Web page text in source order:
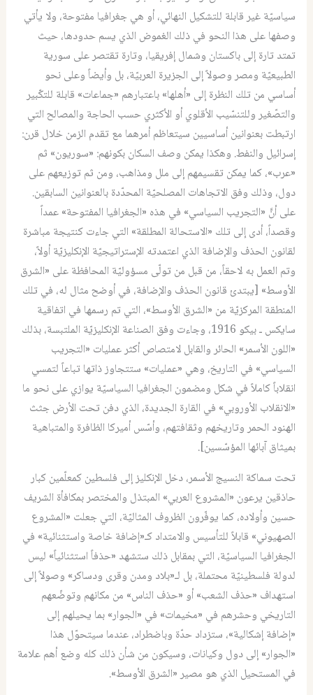
سياسيّة غير قابلة للتشكيل النهائي، أو هي جغرافيا مفتوحة، ولا يأتي
وصفها على هذا النحو في ذلك الغموض الذي يسم حدودها، حيث
تمتد تارة إلى باكستان وشمال إفريقيا، وتارة تقتصر على سورية
الطبيعيّة ومصر وصولاً إلى الجزيرة العربيّة، بل وأيضاً وعلى نحو
أساسي من تلك النظرة إلى «أهلها» باعتبارهم «جماعات» قابلة للتكّبير
والتصّغير وللتنسّيب الأقلوي أو الأكثري حسب الحاجة والمصالح التي
ارتبطت بعنوانين أساسيين سيتعاظم أمرهما مع تقدم الزمن خلال قرن:
إسرائيل والنفط. وهكذا يمكن وصف السكان بكونهم: «سوريون» ثم
«عرب»، كما يمكن تقسيمهم إلى ملل ومذاهب، ومن ثم توزيعهم على
دول، وذلك وفق الاتجاهات المصلحيّة المحدّدة بالعنوانين السابقين.
على أنَّ «التجريب السياسي» في هذه «الجغرافيا المفتوحة» عمداً
وقصداً، أدى إلى تلك «الاستحالة المطلقة» التي جاءت كنتيجة مباشرة
لقانون الحذف والإضافة الذي اعتمدته الإستراتيجيّة الإنكليزيّة أولاً،
وتم العمل به لاحقاً، من قبل من تولّى مسؤوليّة المحافظة على «الشرق
الأوسط» [يبتدئ قانون الحذف والإضافة، في أوضح مثال له، في تلك
المنطقة المركزيّة من «الشرق الأوسط»، التي تم رسمها في اتفاقية
سايكس ـ بيكو 1916، وجاءت وفق الصناعة الإنكليزيّة الملتبسة، بذلك
«اللون الأسمر» الحائر والقابل لامتصاص أكثر عمليات «التجريب
السياسي» في التاريخ، وهي «عمليات» ستتجاوز ذاتها تباعاً لتمسي
انقلاباً كاملاً في شكل ومضمون الجغرافيا السياسيّة يوازي على نحو ما
«الانقلاب الأوروبي» في القارة الجديدة، الذي دفن تحت الأرض جثث
الهنود الحمر وتاريخهم وثقافتهم، وأسّس أميركا الظافرة والمتباهية
بميثاق آبائها المؤسّسين].
تحت سماكة النسيج الأسمر، دخل الإنكليز إلى فلسطين كمعلّمين كبار
حاذقين يرعون «المشروع العربي» المبتذل والمختصر بمكافأة الشريف
حسين وأولاده، كما يوفّرون الظروف المثاليّة، التي جعلت «المشروع
الصهيوني» قابلاً للتأسيس والامتداد كـ«إضافة خاصة واستثنائية» في
الجغرافيا السياسيّة، التي بمقابل ذلك ستشهد «حذفاً استثنائياً» ليس
لدولة فلسطينيّة محتملة، بل لـ«بلاد ومدن وقرى ودساكر» وصولاً إلى
استهداف «حذف الشعب» أو «حذف الناس» من مكانهم وتوضّعهم
التاريخي وحشرهم في «مخيمات» في «الجوار» بما يحيلهم إلى
«إضافة إشكالية»، ستزداد حدّة وباضطراد، عندما سيتحوّل هذا
«الجوار» إلى دول وكيانات، وسيكون من شأن ذلك كله وضع أهم علامة
في المستحيل الذي هو مصير «الشرق الأوسط».